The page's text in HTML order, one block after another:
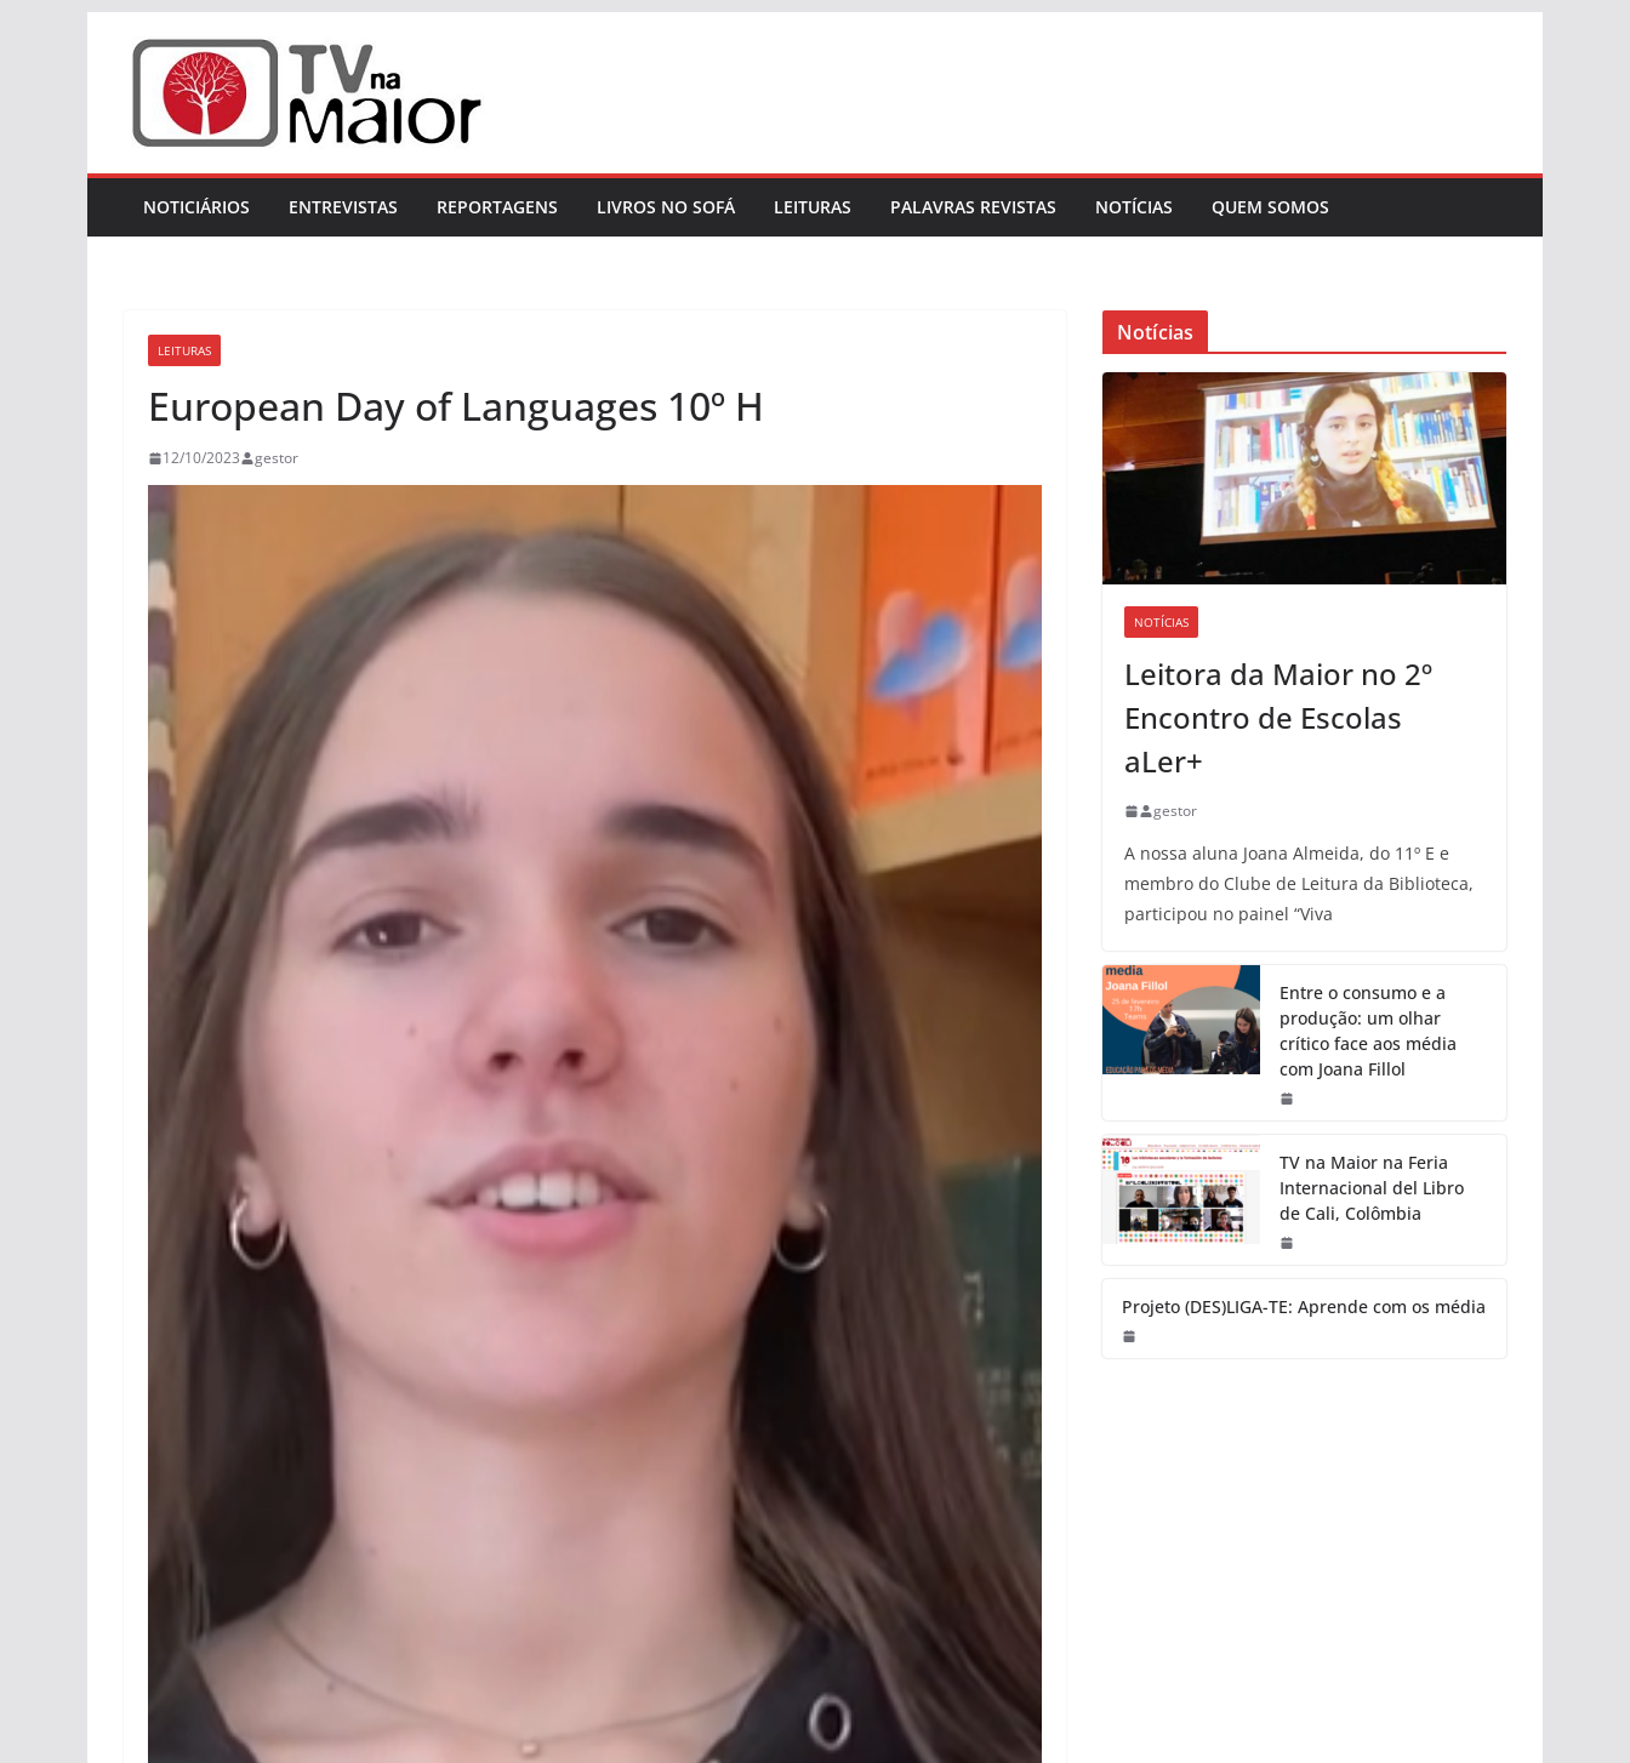
NOTICIÁRIOS ENTREVISTAS REPORTAGENS LIVROS NO SOFÁ LEITURAS PALAVRAS REVISTAS NOTÍCIAS QUEM SOMOS
LEITURAS
European Day of Languages 10º H
12/10/2023 gestor
Notícias
NOTÍCIAS
Leitora da Maior no 2º
Encontro de Escolas
aLer+
gestor
A nossa aluna Joana Almeida, do 11º E e
membro do Clube de Leitura da Biblioteca,
participou no painel “Viva
Entre o consumo e a
produção: um olhar
crítico face aos média
com Joana Fillol
TV na Maior na Feria
Internacional del Libro
de Cali, Colômbia
Projeto (DES)LIGA-TE: Aprende com os média